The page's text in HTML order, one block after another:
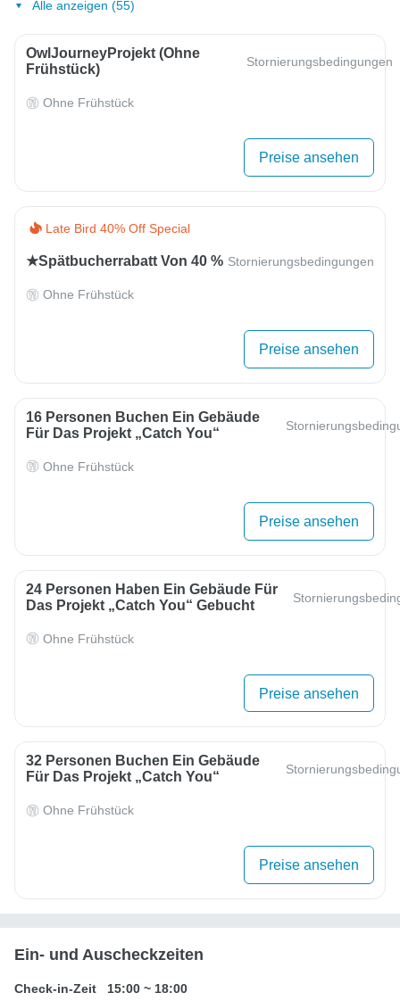
Alle anzeigen (55)
OwlJourneyProjekt (ohne
Frühstück)
Stornierungsbedingungen
Ohne Frühstück
Preise ansehen
Late Bird 40% Off Special
★Spätbucherrabatt Von 40 % Stornierungsbedingungen
Ohne Frühstück
Preise ansehen
16 Personen Buchen Ein Gebäude
Für Das Projekt „Catch You“
Ohne Frühstück
Preise ansehen
24 Personen Haben Ein Gebäude Für
Das Projekt „Catch You“ Gebucht
Ohne Frühstück
Preise ansehen
32 Personen Buchen Ein Gebäude
Für Das Projekt „Catch You“
Ohne Frühstück
Preise ansehen
Ein- und Auscheckzeiten
Check-in-Zeit 15:00 ~ 18:00